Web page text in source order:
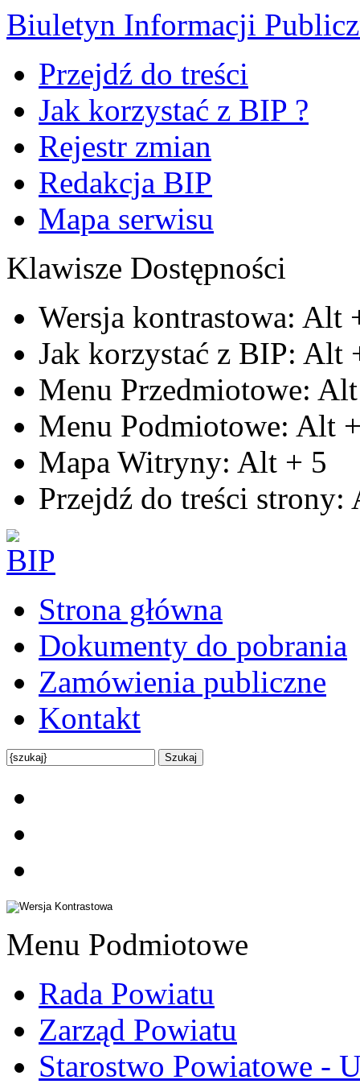
Biuletyn Informacji
Przejdź do treści
Jak korzystać z BIP ?
Rejestr zmian
Redakcja BIP
Mapa serwisu
Klawisze Dostępności
Wersja kontrastowa: Alt
Jak korzystać z BIP: Alt
Menu Przedmiotowe: Alt
Menu Podmiotowe: Alt
Mapa Witryny: Alt + 5
Przejdź do treści strony:
Strona główna
Dokumenty do pobrania
Zamówienia publiczne
Kontakt
Menu Podmiotowe
Rada Powiatu
Zarząd Powiatu
Starostwo Powiatowe -